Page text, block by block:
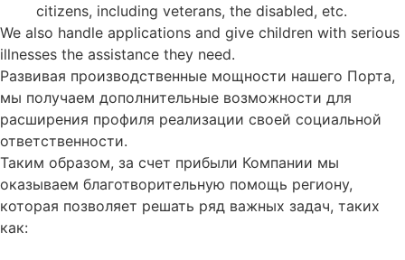
citizens, including veterans, the disabled, etc.
We also handle applications and give children with serious
illnesses the assistance they need.
Развивая производственные мощности нашего Порта,
мы получаем дополнительные возможности для
расширения профиля реализации своей социальной
ответственности.
Таким образом, за счет прибыли Компании мы
оказываем благотворительную помощь региону,
которая позволяет решать ряд важных задач, таких
как: